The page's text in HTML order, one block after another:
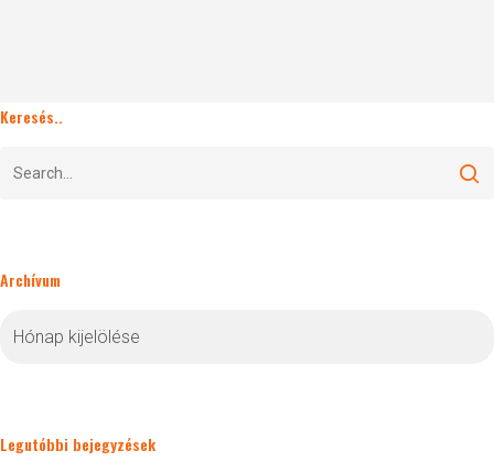
Keresés..
Archívum
Legutóbbi bejegyzések